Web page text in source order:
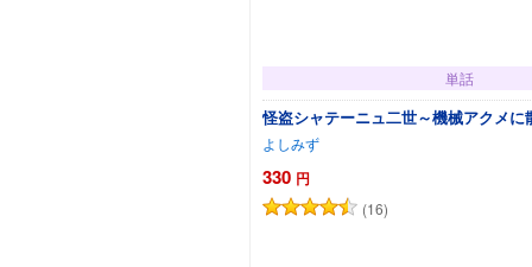
単話
怪盗シャテーニュ二世～機械アクメに
よしみず
330 円
(16)